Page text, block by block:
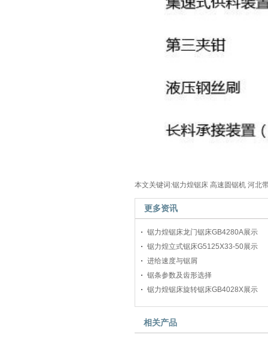
本文关键词:锯力煌锯床 高速圆锯机 河北
更多资讯
锯力煌锯床龙门锯床GB4280A展示
锯力煌立式锯床G5125X33-50展示
进给速度与锯屑
锯条参数及齿形选择
锯力煌锯床旋转锯床GB4028X展示
相关产品